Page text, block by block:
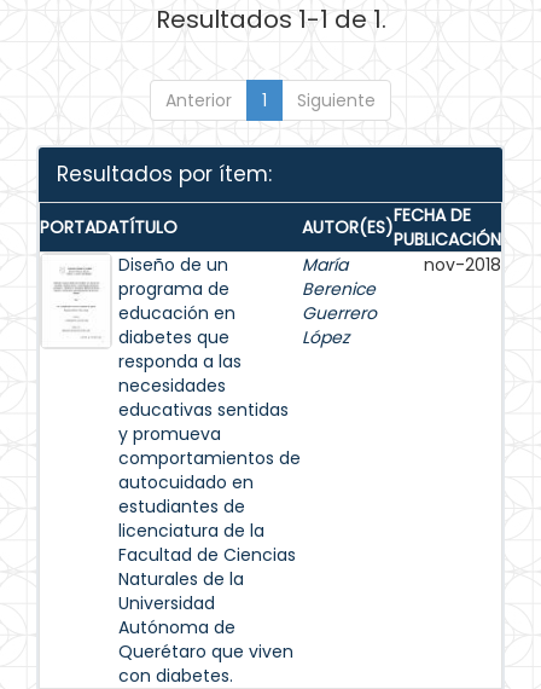
Resultados 1-1 de 1.
Anterior 1 Siguiente
Resultados por ítem:
PORTADATÍTULO AUTOR(ES)FECHA DE
PUBLICACIÓN
Diseño de un
programa de
educación en
diabetes que
responda a las
necesidades
educativas sentidas
y promueva
comportamientos de
autocuidado en
estudiantes de
licenciatura de la
Facultad de Ciencias
Naturales de la
Universidad
Autónoma de
Querétaro que viven
con diabetes.
María
Berenice
Guerrero
López
nov-2018